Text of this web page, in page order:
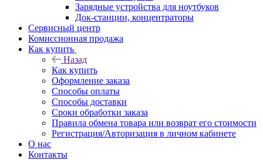
Зарядные устройства для ноутбуков
Док-станции, концентраторы
Сервисный центр
Комиссионная продажа
Как купить
Назад
Как купить
Оформление заказа
Способы оплаты
Способы доставки
Сроки обработки заказа
Правила обмена товара или возврат его стоимости
Регистрация/Авторизация в личном кабинете
О нас
Контакты